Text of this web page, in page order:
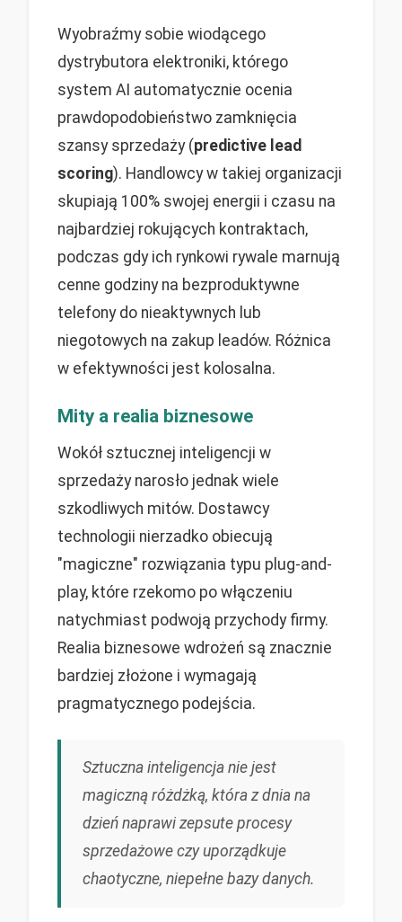
Wyobraźmy sobie wiodącego
dystrybutora elektroniki, którego
system AI automatycznie ocenia
prawdopodobieństwo zamknięcia
szansy sprzedaży (predictive lead
scoring). Handlowcy w takiej organizacji
skupiają 100% swojej energii i czasu na
najbardziej rokujących kontraktach,
podczas gdy ich rynkowi rywale marnują
cenne godziny na bezproduktywne
telefony do nieaktywnych lub
niegotowych na zakup leadów. Różnica
w efektywności jest kolosalna.
Mity a realia biznesowe
Wokół sztucznej inteligencji w
sprzedaży narosło jednak wiele
szkodliwych mitów. Dostawcy
technologii nierzadko obiecują
"magiczne" rozwiązania typu plug-and-
play, które rzekomo po włączeniu
natychmiast podwoją przychody firmy.
Realia biznesowe wdrożeń są znacznie
bardziej złożone i wymagają
pragmatycznego podejścia.
Sztuczna inteligencja nie jest
magiczną różdżką, która z dnia na
dzień naprawi zepsute procesy
sprzedażowe czy uporządkuje
chaotyczne, niepełne bazy danych.